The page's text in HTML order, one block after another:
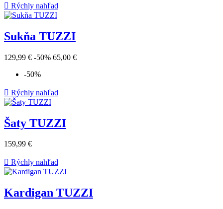
 Rýchly nahľad
Sukňa TUZZI
129,99 € -50% 65,00 €
-50%
 Rýchly nahľad
Šaty TUZZI
159,99 €
 Rýchly nahľad
Kardigan TUZZI